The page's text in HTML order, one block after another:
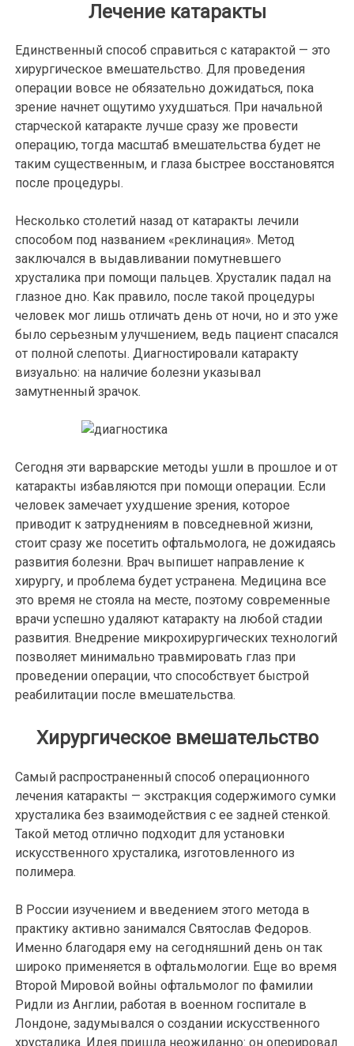
Лечение катаракты
Единственный способ справиться с катарактой — это
хирургическое вмешательство. Для проведения
операции вовсе не обязательно дожидаться, пока
зрение начнет ощутимо ухудшаться. При начальной
старческой катаракте лучше сразу же провести
операцию, тогда масштаб вмешательства будет не
таким существенным, и глаза быстрее восстановятся
после процедуры.
Несколько столетий назад от катаракты лечили
способом под названием «реклинация». Метод
заключался в выдавливании помутневшего
хрусталика при помощи пальцев. Хрусталик падал на
глазное дно. Как правило, после такой процедуры
человек мог лишь отличать день от ночи, но и это уже
было серьезным улучшением, ведь пациент спасался
от полной слепоты. Диагностировали катаракту
визуально: на наличие болезни указывал
замутненный зрачок.
Сегодня эти варварские методы ушли в прошлое и от
катаракты избавляются при помощи операции. Если
человек замечает ухудшение зрения, которое
приводит к затруднениям в повседневной жизни,
стоит сразу же посетить офтальмолога, не дожидаясь
развития болезни. Врач выпишет направление к
хирургу, и проблема будет устранена. Медицина все
это время не стояла на месте, поэтому современные
врачи успешно удаляют катаракту на любой стадии
развития. Внедрение микрохирургических технологий
позволяет минимально травмировать глаз при
проведении операции, что способствует быстрой
реабилитации после вмешательства.
Хирургическое вмешательство
Самый распространенный способ операционного
лечения катаракты — экстракция содержимого сумки
хрусталика без взаимодействия с ее задней стенкой.
Такой метод отлично подходит для установки
искусственного хрусталика, изготовленного из
полимера.
В России изучением и введением этого метода в
практику активно занимался Святослав Федоров.
Именно благодаря ему на сегодняшний день он так
широко применяется в офтальмологии. Еще во время
Второй Мировой войны офтальмолог по фамилии
Ридли из Англии, работая в военном госпитале в
Лондоне, задумывался о создании искусственного
хрусталика. Идея пришла неожиданно: он оперировал